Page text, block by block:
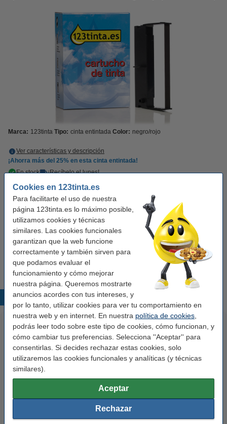
Cookies en 123tinta.es
Para facilitarte el uso de nuestra
página 123tinta.es lo máximo posible,
utilizamos cookies y técnicas
similares. Las cookies funcionales
garantizan que la web funcione
correctamente y también sirven para
que podamos evaluar el
funcionamiento y cómo mejorar
nuestra página. Queremos mostrarte
anuncios acordes con tus intereses, y
por lo tanto, utilizar cookies para ver tu comportamiento en
nuestra web y en internet. En nuestra política de cookies
podrás leer todo sobre este tipo de cookies, cómo funcionan, y
cómo cambiar tus preferencias. Selecciona ''Aceptar'' para
consentirlas. Si decides rechazar estas cookies, solo
utilizaremos las cookies funcionales y analíticas (y técnicas
similares).
Aceptar
Rechazar
Marca: 123tinta Tipo: cinta entintada Color: negro/rojo
Ver características y descripción
¡Ahorra más del 25% en esta cinta entintada!
En stock
¡Recíbelo el lunes!
2,00 € Comprar
Consejo: añade rollos de caja registradora
123tinta Rollo caja registradora 80x80x12
térmico blanco (5 unidades)
9,25 €
Productos destacados
entintada negra/roja (marca
HP 305XL (3YM63AE) cartucho